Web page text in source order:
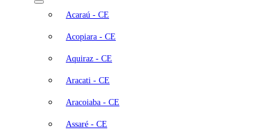
Acaraú - CE
Acopiara - CE
Aquiraz - CE
Aracati - CE
Aracoiaba - CE
Assaré - CE